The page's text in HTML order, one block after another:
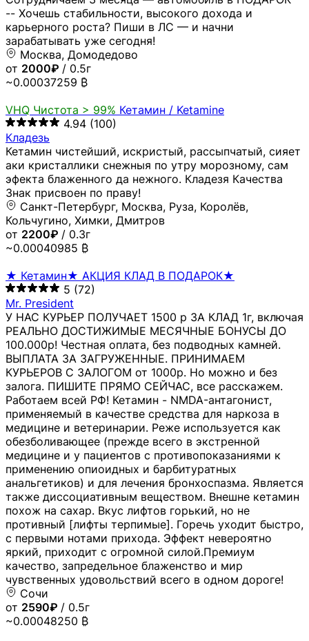
-- Хочешь стабильности, высокого дохода и
карьерного роста? Пиши в ЛС — и начни
зарабатывать уже сегодня!
Москва, Домодедово
от 2000₽ / 0.5г
~0.00037259 ₿
VHQ Чистота > 99% Кетамин / Ketamine
4.94 (100)
Кладезь
Кетамин чистейший, искристый, рассыпчатый, сияет
аки кристаллики снежныя по утру морозному, сам
эфекта блаженного да нежного. Кладезя Качества
Знак присвоен по праву!
Санкт-Петербург, Москва, Руза, Королёв,
Кольчугино, Химки, Дмитров
от 2200₽ / 0.3г
~0.00040985 ₿
★ Кетамин★ АКЦИЯ КЛАД В ПОДАРОК★
5 (72)
Mr. President
У НАС КУРЬЕР ПОЛУЧАЕТ 1500 р ЗА КЛАД 1г, включая
РЕАЛЬНО ДОСТИЖИМЫЕ МЕСЯЧНЫЕ БОНУСЫ ДО
100.000р! Честная оплата, без подводных камней.
ВЫПЛАТА ЗА ЗАГРУЖЕННЫЕ. ПРИНИМАЕМ
КУРЬЕРОВ С ЗАЛОГОМ от 1000р. Но можно и без
залога. ПИШИТЕ ПРЯМО СЕЙЧАС, все расскажем.
Работаем всей РФ! Кетамин - NMDA-антагонист,
применяемый в качестве средства для наркоза в
медицине и ветеринарии. Реже используется как
обезболивающее (прежде всего в экстренной
медицине и у пациентов с противопоказаниями к
применению опиоидных и барбитуратных
анальгетиков) и для лечения бронхоспазма. Является
также диссоциативным веществом. Внешне кетамин
похож на сахар. Вкус лифтов горький, но не
противный [лифты терпимые]. Горечь уходит быстро,
с первыми нотами прихода. Эффект невероятно
яркий, приходит с огромной силой.Премиум
качество, запредельное блаженство и мир
чувственных удовольствий всего в одном дороге!
Сочи
от 2590₽ / 0.5г
~0.00048250 ₿